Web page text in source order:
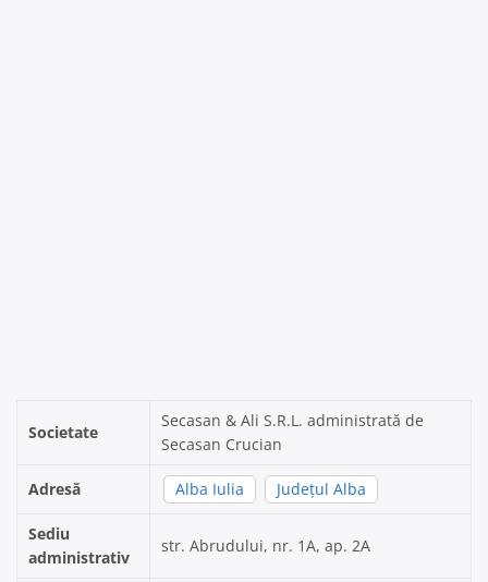
Societate
Secasan & Ali S.R.L. administrată de
Secasan Crucian
Adresă Alba Iulia Județul Alba
Sediu
administrativ
str. Abrudului, nr. 1A, ap. 2A